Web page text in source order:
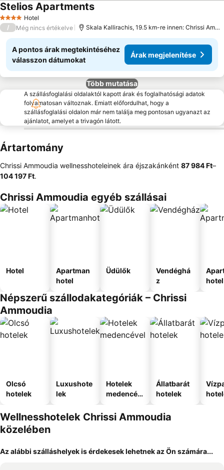
4 KategóriaHotel
Stelios Apartments
/ Még nincs értékelve Skala Kallirachis, 19.5 km-re innen: Chrissi Ammoudia
A pontos árak megtekintéséhez
válasszon dátumokat
Árak megjelenítése
Több mutatása
A szállásfoglalási oldalaktól kapott árak és foglalhatósági adatok
folyamatosan változnak. Emiatt előfordulhat, hogy a
szállásfoglalási oldalon már nem találja meg pontosan ugyanazt az
ajánlatot, amelyet a trivagón látott.
Ártartomány
Chrissi Ammoudia wellnesshoteleinek ára éjszakánként ‎87 984 Ft–
104 197 Ft.
Chrissi Ammoudia egyéb szállásai
Hotel
Apartman
hotel
Üdülők
Vendéghá
z
hotel
Népszerű szállodakategóriák – Chrissi
Ammoudia
Olcsó
hotelek
Luxushote
lek
Hotelek
medencév
Állatbarát
hotelek
Wellnesshotelek Chrissi Ammoudia
közelében
Az alábbi szálláshelyek is érdekesek lehetnek az Ön számára...